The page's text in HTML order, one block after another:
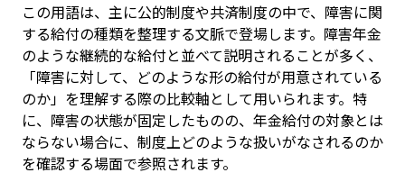
この用語は、主に公的制度や共済制度の中で、障害に関
する給付の種類を整理する文脈で登場します。障害年金
のような継続的な給付と並べて説明されることが多く、
「障害に対して、どのような形の給付が用意されている
のか」を理解する際の比較軸として用いられます。特
に、障害の状態が固定したものの、年金給付の対象とは
ならない場合に、制度上どのような扱いがなされるのか
を確認する場面で参照されます。